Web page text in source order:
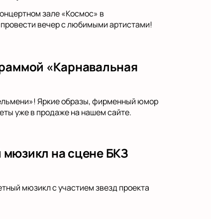
зале «Космос» в
вечер с любимыми артистами!
«Карнавальная
Яркие образы, фирменный юмор
уже в продаже на нашем сайте.
мюзикл на сцене БКЗ
мюзикл с участием звезд проекта